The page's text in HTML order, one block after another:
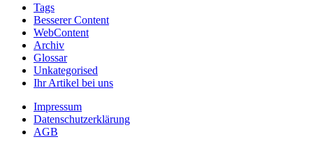
Tags
Besserer Content
WebContent
Archiv
Glossar
Unkategorised
Ihr Artikel bei uns
Impressum
Datenschutzerklärung
AGB